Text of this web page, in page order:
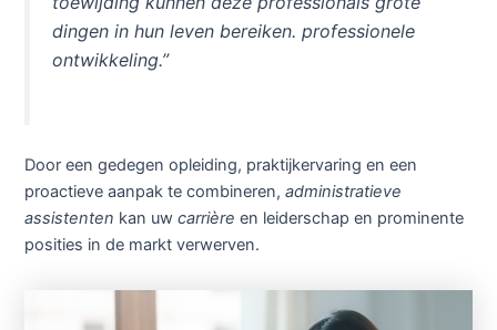
dingen in hun leven bereiken.professionele
ontwikkeling.”
Door een gedegen opleiding, praktijkervaring en een
proactieve aanpak te combineren,administratieve
assistenten kan uwcarrière en leiderschap en prominente
posities in de markt verwerven.